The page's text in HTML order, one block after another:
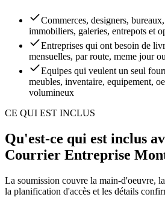
Commerces, designers,
immobiliers, galeries, entrepots et
Entreprises qui ont besoin de
mensuelles, par route, meme jour
Equipes qui veulent un seul
meubles, inventaire, equipement,
volumineux
CE QUI EST INCLUS
Qu'est-ce qui est inclus
Courrier Entreprise
La soumission couvre la main-d'oeuvre,
la planification d'accès et les détails